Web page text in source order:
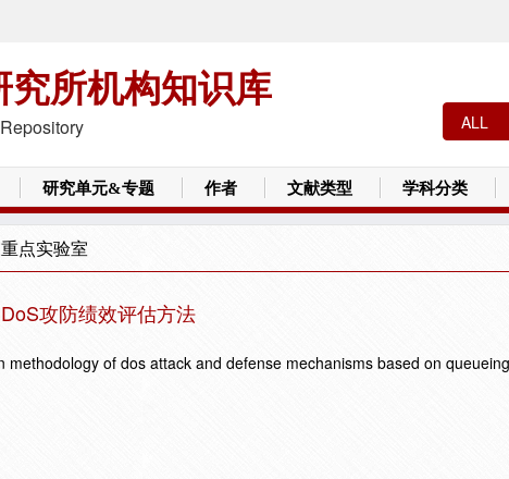
所机构知识库
研究单元&专题 作者 文献类型 学科分类
点实验室
攻防绩效评估方法
methodology of dos attack and defense mechanisms based on